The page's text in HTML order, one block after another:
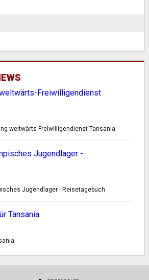
weltwärts-Freiwilligendienst Tansania
Jugendlager - Reisetagebuch